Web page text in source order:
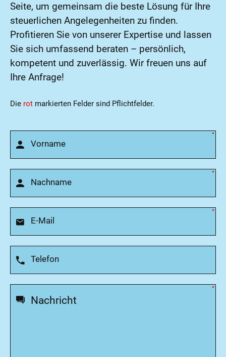
Seite, um gemeinsam die beste Lösung für Ihre
steuerlichen Angelegenheiten zu finden.
Profitieren Sie von unserer Expertise und lassen
Sie sich umfassend beraten – persönlich,
kompetent und zuverlässig. Wir freuen uns auf
Ihre Anfrage!
Die rot markierten Felder sind Pflichtfelder.